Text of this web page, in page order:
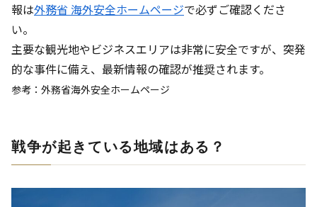
報は外務省 海外安全ホームページで必ずご確認くださ
い。
主要な観光地やビジネスエリアは非常に安全ですが、突発
的な事件に備え、最新情報の確認が推奨されます。
参考：外務省海外安全ホームページ
戦争が起きている地域はある？